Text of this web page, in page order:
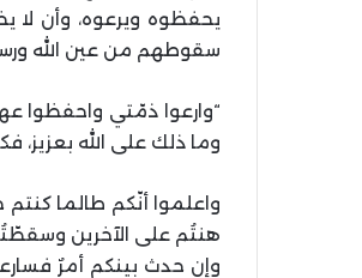
يحفظوه ويرعوه، وأن
سقوطهم من عين الله
“وارعوا ذمّتي واحفظوا
وما ذلك على الله بعزيز،
واعلموا أنّكم طالما
هنتُم على الآخرين
وإن حدث بينكم أمرٌ